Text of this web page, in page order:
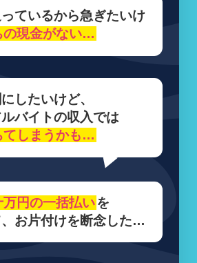
ているから急ぎたいけ
の現金がない…
したいけど、
バイトの収入では
てしまうかも…
万円の一括払い を
お片付けを断念した…